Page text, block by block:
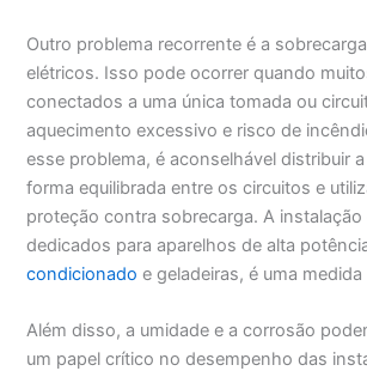
Outro problema recorrente é a
elétricos. Isso pode ocorrer quando
conectados a uma única tomada ou
aquecimento excessivo e risco de
esse problema, é aconselhável distribuir
forma equilibrada entre os circuitos e
proteção contra sobrecarga. A instalação
dedicados para aparelhos de alta
condicionado e geladeiras, é uma
Além disso, a umidade e a corrosão
um papel crítico no desempenho das